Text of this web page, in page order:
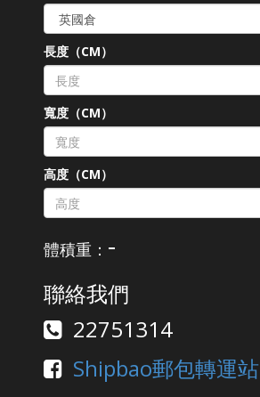
長度（CM）
寬度（CM）
高度（CM）
體積重： -
聯絡我們
22751314
Shipbao郵包轉運站